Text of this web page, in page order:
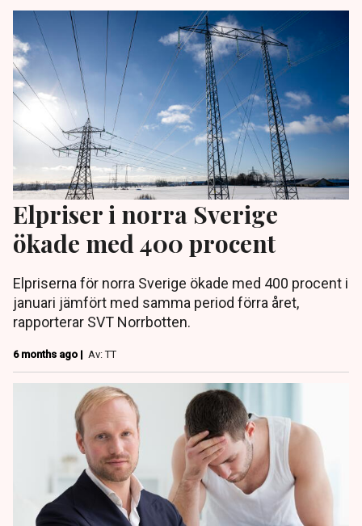
Elpriser i norra Sverige
ökade med 400 procent
Elpriserna för norra Sverige ökade med 400 procent i
januari jämfört med samma period förra året,
rapporterar SVT Norrbotten.
6 months ago | Av: TT